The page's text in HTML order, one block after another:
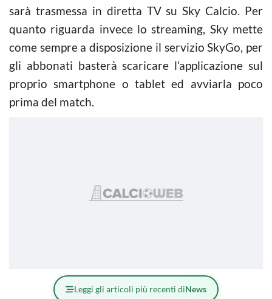
sarà trasmessa in diretta TV su Sky Calcio. Per
quanto riguarda invece lo streaming, Sky mette
come sempre a disposizione il servizio SkyGo, per
gli abbonati basterà scaricare l’applicazione sul
proprio smartphone o tablet ed avviarla poco
prima del match.
Leggi gli articoli più recenti diNews